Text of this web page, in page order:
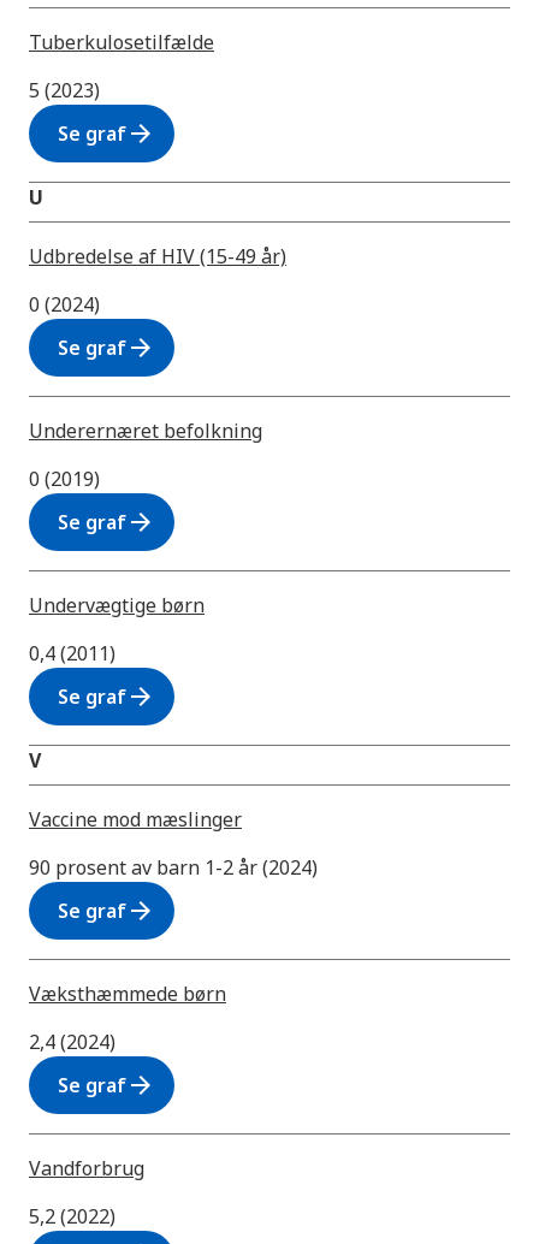
Tuberkulosetilfælde
5 (2023)
Se grafarrow_forward
U
Udbredelse af HIV (15-49 år)
0 (2024)
Se grafarrow_forward
Underernæret befolkning
0 (2019)
Se grafarrow_forward
Undervægtige børn
0,4 (2011)
Se grafarrow_forward
V
Vaccine mod mæslinger
90 prosent av barn 1-2 år (2024)
Se grafarrow_forward
Væksthæmmede børn
2,4 (2024)
Se grafarrow_forward
Vandforbrug
5,2 (2022)